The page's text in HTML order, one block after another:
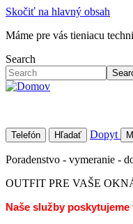
Skočiť na hlavný obsah
Máme pre vás tieniacu
Search
Telefón Hľadať Dopyt
Poradenstvo - vymeranie -
OUTFIT PRE VAŠE
Naše služby